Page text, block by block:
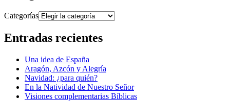
Categorías
Entradas recientes
Una idea de España
Aragón, Azcón y Alegría
Navidad: ¿para quién?
En la Natividad de Nuestro Señor
Visiones complementarias Bíblicas